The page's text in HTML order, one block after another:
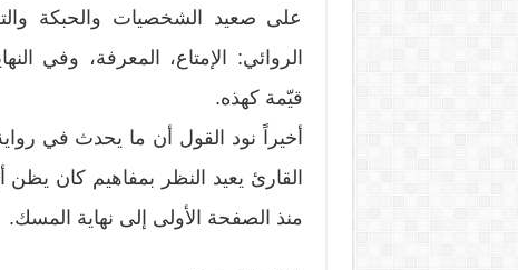
على صعيد الشخصيات والحبكة
الروائي: الإمتاع، المعرفة، وفي
قيّمة كهذه.
أخيراً نود القول أن ما يحدث في
القارئ يعيد النظر بمفاهيم كان
منذ الصفحة الأولى إلى نهاية المسك.